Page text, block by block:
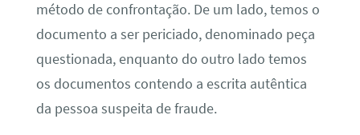
método de confrontação. De um lado, temos o
documento a ser periciado, denominado peça
questionada, enquanto do outro lado temos
os documentos contendo a escrita autêntica
da pessoa suspeita de fraude.